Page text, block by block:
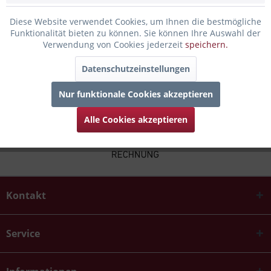
Infos zum Hersteller
Folgende Infos zum Hersteller sind verfübar......
Kontakt
Service
Diese Website verwendet Cookies, um Ihnen die bestmögliche
Funktionalität bieten zu können. Sie können Ihre Auswahl der
Verwendung von Cookies jederzeit speichern.
Datenschutzeinstellungen
Nur funktionale Cookies akzeptieren
Alle Cookies akzeptieren